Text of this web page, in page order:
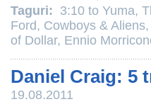
Taguri: 3:10 to Yuma,
Ford, Cowboys & Aliens,
of Dollar, Ennio
Daniel Craig: 5
19.08.2011